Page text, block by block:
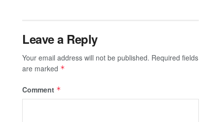
Leave a Reply
Your email address will not be published. Required fields
are marked *
Comment *